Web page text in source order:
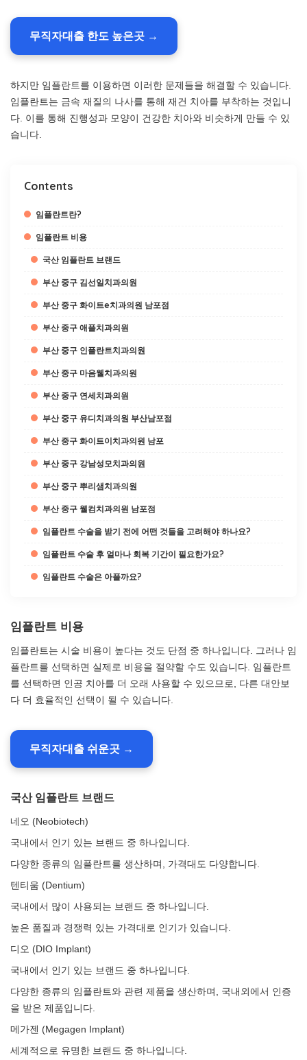
무직자대출 한도 높은곳 →
하지만 임플란트를 이용하면 이러한 문제들을 해결할 수 있습니다.
임플란트는 금속 재질의 나사를 통해 재건 치아를 부착하는 것입니
다. 이를 통해 진행성과 모양이 건강한 치아와 비슷하게 만들 수 있
습니다.
Contents
임플란트란?
임플란트 비용
국산 임플란트 브랜드
부산 중구 김선일치과의원
부산 중구 화이트e치과의원 남포점
부산 중구 애플치과의원
부산 중구 인플란트치과의원
부산 중구 마음웰치과의원
부산 중구 연세치과의원
부산 중구 유디치과의원 부산남포점
부산 중구 화이트이치과의원 남포
부산 중구 강남성모치과의원
부산 중구 뿌리샘치과의원
부산 중구 웰컴치과의원 남포점
임플란트 수술을 받기 전에 어떤 것들을 고려해야 하나요?
임플란트 수술 후 얼마나 회복 기간이 필요한가요?
임플란트 수술은 아플까요?
임플란트 비용
임플란트는 시술 비용이 높다는 것도 단점 중 하나입니다. 그러나 임
플란트를 선택하면 실제로 비용을 절약할 수도 있습니다. 임플란트
를 선택하면 인공 치아를 더 오래 사용할 수 있으므로, 다른 대안보
다 더 효율적인 선택이 될 수 있습니다.
무직자대출 쉬운곳 →
국산 임플란트 브랜드
네오 (Neobiotech)
국내에서 인기 있는 브랜드 중 하나입니다.
다양한 종류의 임플란트를 생산하며, 가격대도 다양합니다.
텐티움 (Dentium)
국내에서 많이 사용되는 브랜드 중 하나입니다.
높은 품질과 경쟁력 있는 가격대로 인기가 있습니다.
디오 (DIO Implant)
국내에서 인기 있는 브랜드 중 하나입니다.
다양한 종류의 임플란트와 관련 제품을 생산하며, 국내외에서 인증
을 받은 제품입니다.
메가젠 (Megagen Implant)
세계적으로 유명한 브랜드 중 하나입니다.